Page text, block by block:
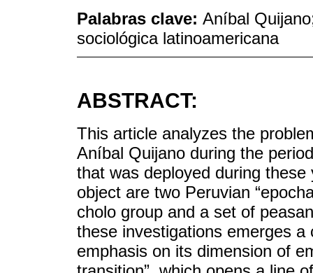
Palabras clave: Aníbal
sociológica latinoamericana
ABSTRACT:
This article analyzes the
Aníbal Quijano during the
that was deployed during these
object are two Peruvian
cholo group and a set of
these investigations emerges
emphasis on its dimension of